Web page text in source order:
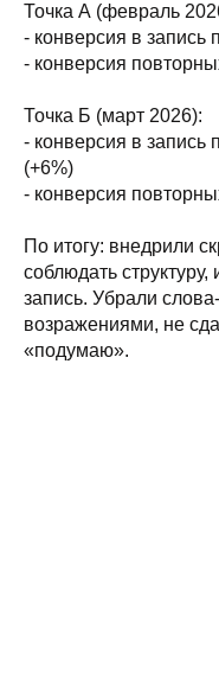
Точка А (февраль
- конверсия в
- конверсия
Точка Б (март 2026):
- конверсия в
(+6%)
- конверсия
По итогу: внедрили
соблюдать
запись. Убрали
возражениями, не
«подумаю».